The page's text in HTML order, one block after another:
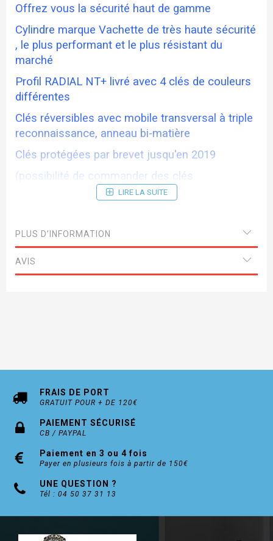
Offrez vous la sécurité haut de gamme
Cylindre marque Vachette de très haute sécurité
, le plus performant et le plus résistant du
marché
Profil RADIAL NT+ livré avec 4 clés de couleurs
différentes
Clés réversibles avec mobile transversal à triple
reconnaissance, anneau bi-matière
Clés protégées par brevet jusqu'en 2019
(possibilité de commander des clés
supplémentaires avec le cylindre : délai environ
(possibilité de commander des cylindres
s'entrouvrant avec la même clé : délai environ 10
jours)
Carte de propriété fournie, indispensable pour la
Boucliers de protection en carbure de tungtène
Inserts en acier anti-perçage
Cylindre et goupilles en acier inox anti-
crochetage et anti-corrosion
Finition Nickelé
suplémentaires (nous contacter)
LIRE LA SUITE
PLUS D’INFORMATION
AVIS
FRAIS DE PORT
GRATUIT POUR + DE 120€
PAIEMENT SÉCURISÉ
CB / PAYPAL
Paiement en 3 ou 4 fois
Payer en plusieurs fois à partir de 150€
UNE QUESTION ?
Tél : 04 50 37 31 13